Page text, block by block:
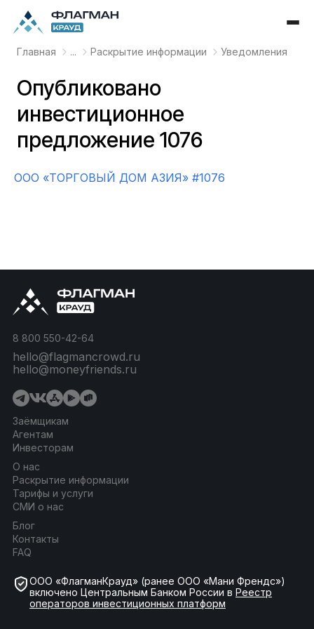
Главная ... Раскрытие информации Уведомления
Опубликовано
инвестиционное
предложение 1076
OOO «ТОРГОВЫЙ ДОМ АЗИЯ» #1076
Заёмщикам
Агентам
Инвесторам
О нас
Раскрытие информации
Тарифы и услуги
СМИ о нас
Блог
Контакты
FAQ
8 800 550-42-64
hello@flagmancrowd.ru
hello@moneyfriends.ru
ООО «ФлагманКрауд» (ранее ООО «Мани Френдс»)
включено Центральным Банком России в Реестр
операторов инвестиционных платформ